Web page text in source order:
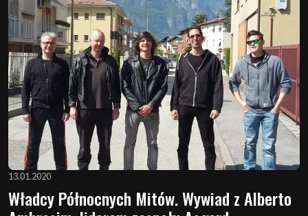
13.01.2020
Władcy Północnych Mitów. Wywiad z Alberto